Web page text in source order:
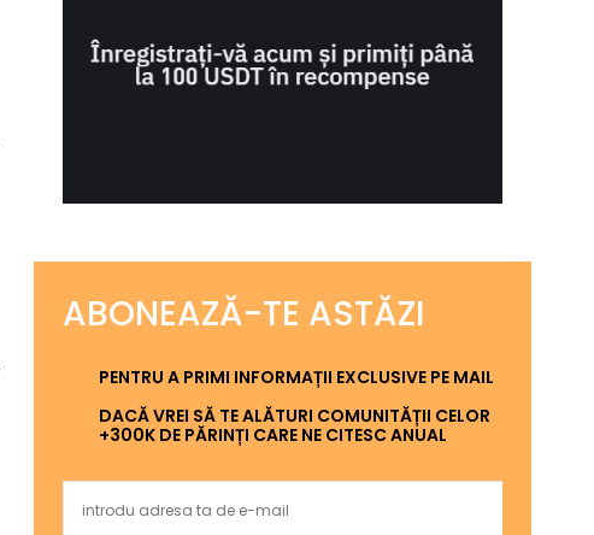
ABONEAZĂ-TE ASTĂZI
PENTRU A PRIMI INFORMAȚII EXCLUSIVE PE MAIL
DACĂ VREI SĂ TE ALĂTURI COMUNITĂȚII CELOR
+300K DE PĂRINȚI CARE NE CITESC ANUAL